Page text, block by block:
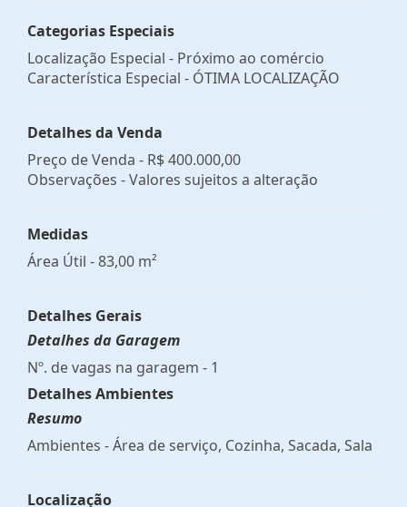
Categorias Especiais
Localização Especial - Próximo ao comércio
Característica Especial - ÓTIMA LOCALIZAÇÃO
Detalhes da Venda
Preço de Venda - R$ 400.000,00
Observações - Valores sujeitos a alteração
Medidas
Área Útil - 83,00 m²
Detalhes Gerais
Detalhes da Garagem
Nº. de vagas na garagem - 1
Detalhes Ambientes
Resumo
Ambientes - Área de serviço, Cozinha, Sacada, Sala
Localização